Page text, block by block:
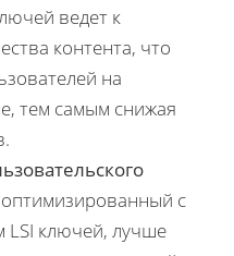
ведет к
контента, что
на
тем самым снижая
оптимизированный с
LSI ключей, лучше